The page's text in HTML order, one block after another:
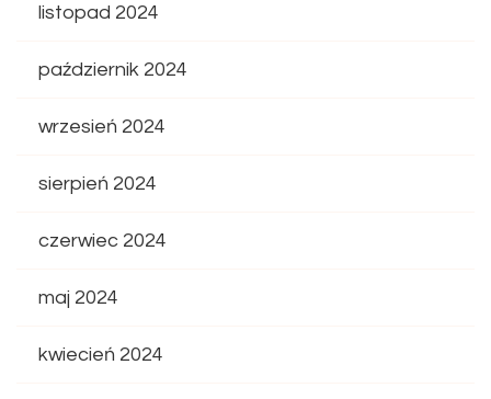
listopad 2024
październik 2024
wrzesień 2024
sierpień 2024
czerwiec 2024
maj 2024
kwiecień 2024